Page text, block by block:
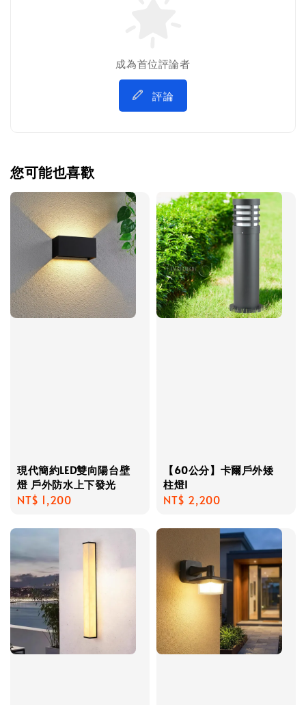
成為首位評論者
評論
您可能也喜歡
現代簡約LED雙向陽台壁
燈 戶外防水上下發光
Regular
NT$ 1,200
【60公分】卡爾戶外矮
柱燈I
Regular
NT$ 2,200